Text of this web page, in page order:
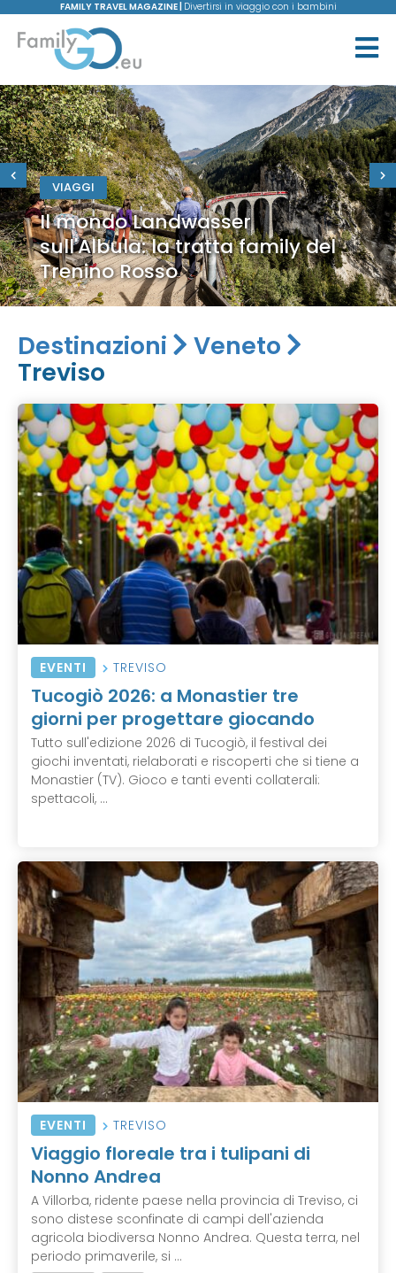
FAMILY TRAVEL MAGAZINE | Divertirsi in viaggio con i bambini
VIAGGI
Il mondo Landwasser
sull'Albula: la tratta family del
Trenino Rosso
Destinazioni
Veneto
Treviso
EVENTI TREVISO
Tucogiò 2026: a Monastier tre
giorni per progettare giocando
Tutto sull'edizione 2026 di Tucogiò, il festival dei
giochi inventati, rielaborati e riscoperti che si tiene a
Monastier (TV). Gioco e tanti eventi collaterali:
spettacoli, ...
EVENTI TREVISO
Viaggio floreale tra i tulipani di
Nonno Andrea
A Villorba, ridente paese nella provincia di Treviso, ci
sono distese sconfinate di campi dell'azienda
agricola biodiversa Nonno Andrea. Questa terra, nel
periodo primaverile, si ...